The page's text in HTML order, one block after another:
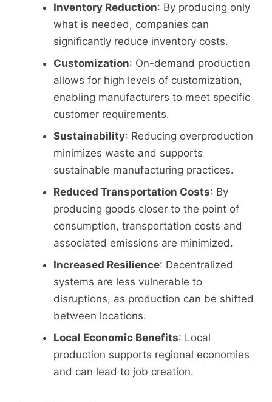
Inventory Reduction: By producing only
what is needed, companies can
significantly reduce inventory costs.
Customization: On-demand production
allows for high levels of customization,
enabling manufacturers to meet specific
customer requirements.
Sustainability: Reducing overproduction
minimizes waste and supports
sustainable manufacturing practices.
Reduced Transportation Costs: By
producing goods closer to the point of
consumption, transportation costs and
associated emissions are minimized.
Increased Resilience: Decentralized
systems are less vulnerable to
disruptions, as production can be shifted
between locations.
Local Economic Benefits: Local
production supports regional economies
and can lead to job creation.